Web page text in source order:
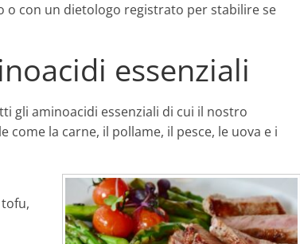
o con un dietologo registrato per stabilire se
essenziali
gli aminoacidi essenziali di cui il nostro
la carne, il pollame, il pesce, le uova e i